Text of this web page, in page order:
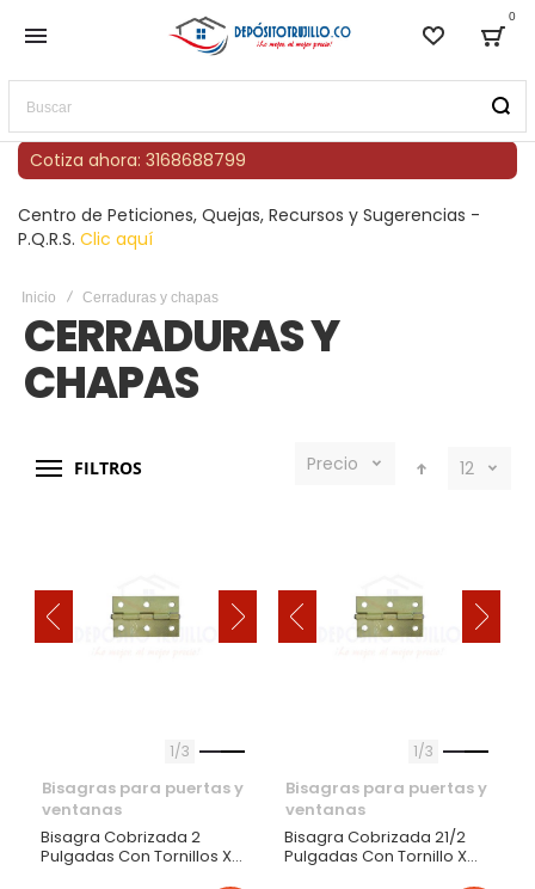
Lista de
0
Buscar
Cotiza ahora: 3168688799
Centro de Peticiones, Quejas, Recursos y Sugerencias -
P.Q.R.S. Clic aquí
Inicio Cerraduras y chapas
CERRADURAS Y
CHAPAS
FILTROS Precio 12
‹ ›
1 3
Bisagras para puertas y
ventanas
Bisagra Cobrizada 2
Pulgadas Con Tornillos X
‹ ›
1 3
Bisagras para puertas y
ventanas
Bisagra Cobrizada 21/2
Pulgadas Con Tornillo X